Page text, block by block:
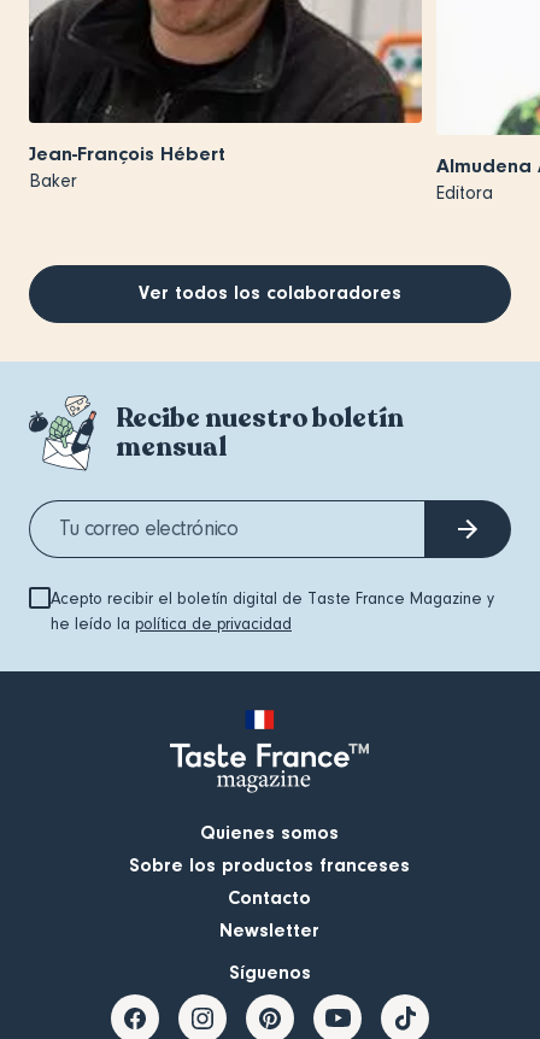
Jean-François Hébert
Baker
Almudena
Editora
Ver todos los colaboradores
Recibe nuestro boletín
mensual
Acepto recibir el boletín digital de Taste France Magazine y
he leído la política de privacidad
Quienes somos
Sobre los productos franceses
Contacto
Newsletter
Síguenos